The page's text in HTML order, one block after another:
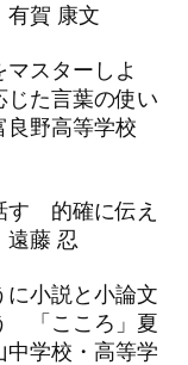
賀 康文
スターしよ
た言葉の使い
良野高等学校
的確に伝え
藤 忍
小説と小論文
「こころ」夏
中学校・高等学